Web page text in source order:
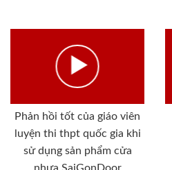
Phản hồi tốt của giáo viên
luyện thi thpt quốc gia khi
sử dụng sản phẩm cửa
nhựa SaiGonDoor